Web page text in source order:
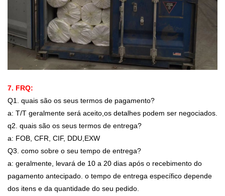
7. FRQ:
Q1. quais são os seus termos de pagamento?
a: T/T geralmente será aceito,os detalhes podem ser negociados.
q2. quais são os seus termos de entrega?
a: FOB, CFR, CIF, DDU,EXW
Q3. como sobre o seu tempo de entrega?
a: geralmente, levará de 10 a 20 dias após o recebimento do
pagamento antecipado. o tempo de entrega específico depende
dos itens e da quantidade do seu pedido.